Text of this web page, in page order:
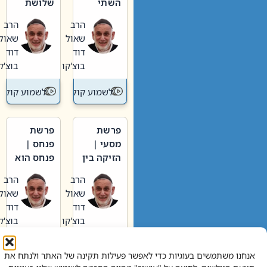
אנחנו משתמשים בעוגיות כדי לאפשר פעילות תקינה של האתר ולנתח את
וערב של
חיינו
הרב
שאול
דוד
בוצ'קו
לשמוע קול תורה – מדרש
האבות
הרב
שאול
דוד
בוצ'קו
לשמוע קול
פרשת
מסעי |
הזיקה בין
הגדול לעם הרב
שאול
דוד
בוצ'קו
לשמוע קול תורה – מדרש
פרשת
פנחס |
פנחס הוא
אליהו: בין
קנאות
הורסת
לקנאות
בונה
הרב
שאול
דוד
בוצ'קו
לשמוע קול